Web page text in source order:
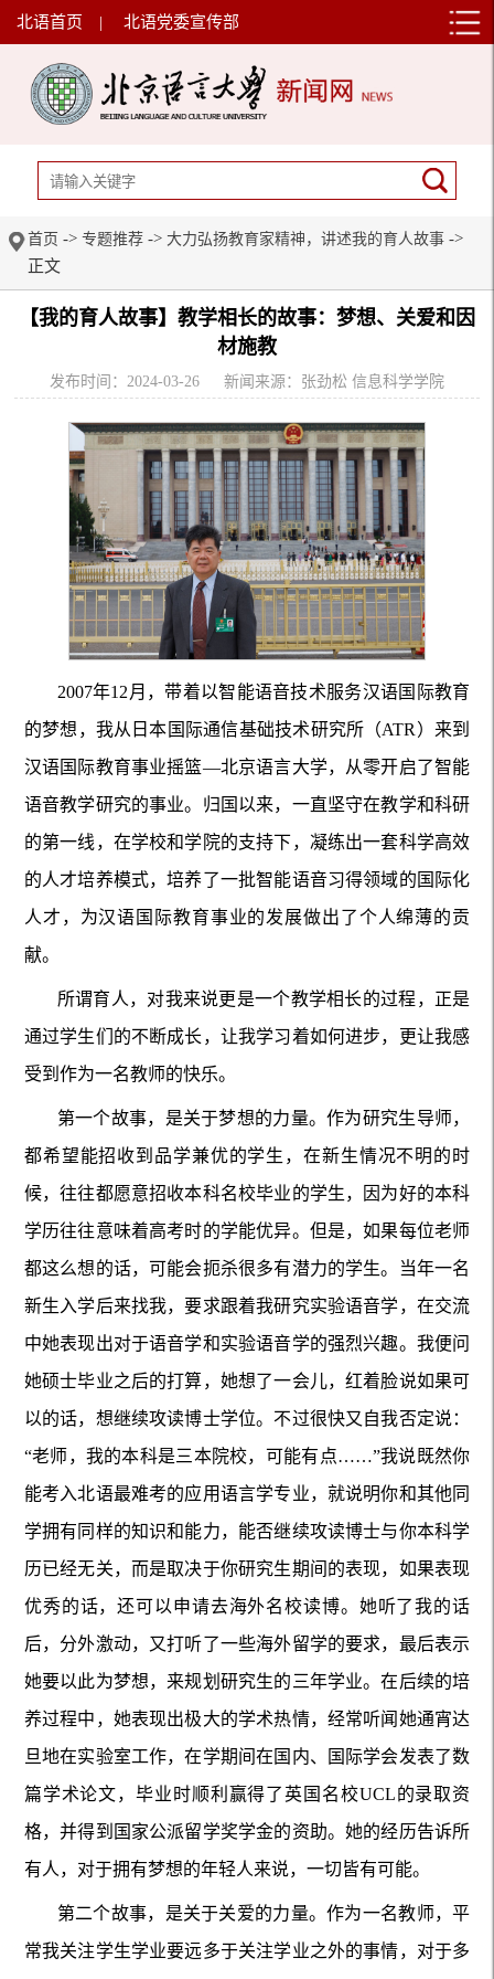
北语首页 | 北语党委宣传部
首页 -> 专题推荐 -> 大力弘扬教育家精神，讲述我的育人故事 ->
正文
【我的育人故事】教学相长的故事：梦想、关爱和因
材施教
发布时间：2024-03-26 新闻来源：张劲松 信息科学学院
2007年12月，带着以智能语音技术服务汉语国际教育
的梦想，我从日本国际通信基础技术研究所（ATR）来到
汉语国际教育事业摇篮—北京语言大学，从零开启了智能
语音教学研究的事业。归国以来，一直坚守在教学和科研
的第一线，在学校和学院的支持下，凝练出一套科学高效
的人才培养模式，培养了一批智能语音习得领域的国际化
人才，为汉语国际教育事业的发展做出了个人绵薄的贡
献。
所谓育人，对我来说更是一个教学相长的过程，正是
通过学生们的不断成长，让我学习着如何进步，更让我感
受到作为一名教师的快乐。
第一个故事，是关于梦想的力量。作为研究生导师，
都希望能招收到品学兼优的学生，在新生情况不明的时
候，往往都愿意招收本科名校毕业的学生，因为好的本科
学历往往意味着高考时的学能优异。但是，如果每位老师
都这么想的话，可能会扼杀很多有潜力的学生。当年一名
新生入学后来找我，要求跟着我研究实验语音学，在交流
中她表现出对于语音学和实验语音学的强烈兴趣。我便问
她硕士毕业之后的打算，她想了一会儿，红着脸说如果可
以的话，想继续攻读博士学位。不过很快又自我否定说：
“老师，我的本科是三本院校，可能有点……”我说既然你
能考入北语最难考的应用语言学专业，就说明你和其他同
学拥有同样的知识和能力，能否继续攻读博士与你本科学
历已经无关，而是取决于你研究生期间的表现，如果表现
优秀的话，还可以申请去海外名校读博。她听了我的话
后，分外激动，又打听了一些海外留学的要求，最后表示
她要以此为梦想，来规划研究生的三年学业。在后续的培
养过程中，她表现出极大的学术热情，经常听闻她通宵达
旦地在实验室工作，在学期间在国内、国际学会发表了数
篇学术论文，毕业时顺利赢得了英国名校UCL的录取资
格，并得到国家公派留学奖学金的资助。她的经历告诉所
有人，对于拥有梦想的年轻人来说，一切皆有可能。
第二个故事，是关于关爱的力量。作为一名教师，平
常我关注学生学业要远多于关注学业之外的事情，对于多